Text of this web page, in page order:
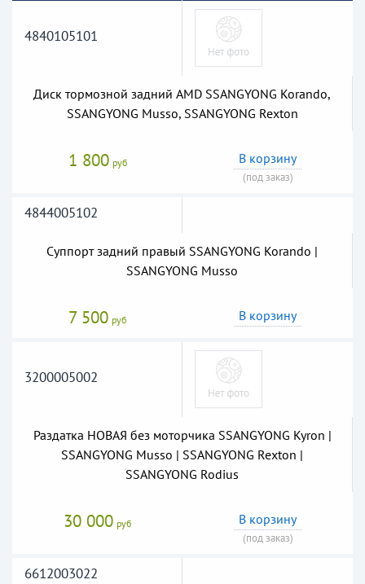
4840105101
Диск тормозной задний AMD SSANGYONG Korando,
SSANGYONG Musso, SSANGYONG Rexton
1 800 руб В корзину
(под заказ)
4844005102
Суппорт задний правый SSANGYONG Korando |
SSANGYONG Musso
7 500 руб В корзину
3200005002
Раздатка НОВАЯ без моторчика SSANGYONG Kyron |
SSANGYONG Musso | SSANGYONG Rexton |
SSANGYONG Rodius
30 000 руб В корзину
(под заказ)
6612003022